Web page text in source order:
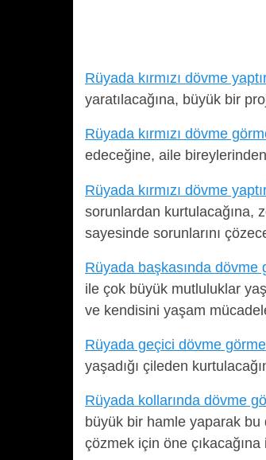
Rüyada kırmızı dövme
yaratılacağına, büyük bir
Rüyada kırmızı dövme
edeceğine, aile
Rüyada kırmızı dövme
sorunlardan kurtulacağına,
sayesinde sorunlarını
Rüyada başkasında dövme
ile çok büyük mutluluklar
ve kendisini yaşam
Rüyada geçici dövme
yaşadığı çileden
Rüyada kollarında dövme
büyük bir hamle yaparak
çözmek için öne çıkacağına